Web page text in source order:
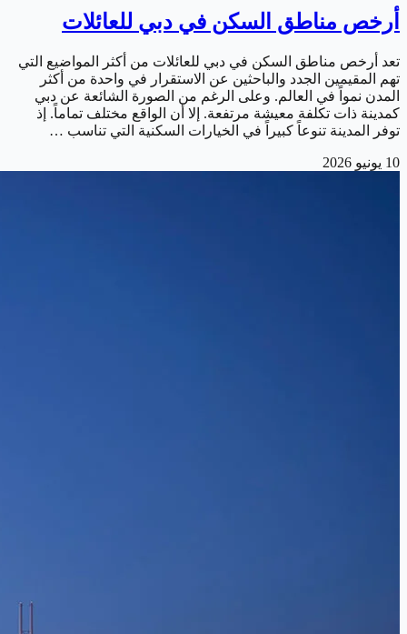
أرخص مناطق السكن في دبي للعائلات
تعد أرخص مناطق السكن في دبي للعائلات من أكثر المواضيع التي
تهم المقيمين الجدد والباحثين عن الاستقرار في واحدة من أكثر
المدن نمواً في العالم. وعلى الرغم من الصورة الشائعة عن دبي
كمدينة ذات تكلفة معيشة مرتفعة. إلا أن الواقع مختلف تماماً. إذ
توفر المدينة تنوعاً كبيراً في الخيارات السكنية التي تناسب …
10 يونيو 2026